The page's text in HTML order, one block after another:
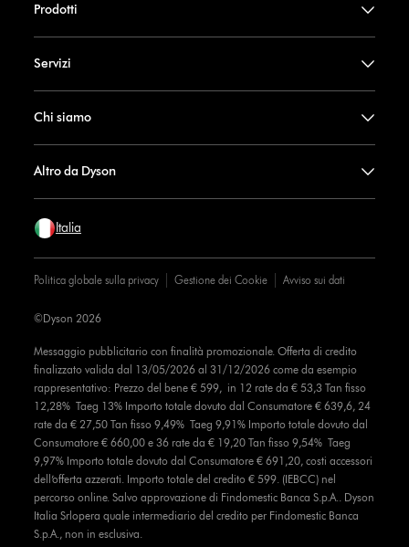
Prodotti
Servizi
Chi siamo
Altro da Dyson
Italia
Politica globale sulla privacy Gestione dei Cookie Avviso sui dati
Messaggio pubblicitario con finalità promozionale. Offerta di credito
finalizzato valida dal 13/05/2026 al 31/12/2026 come da esempio
rappresentativo: Prezzo del bene € 599, in 12 rate da € 53,3 Tan fisso
12,28% Taeg 13% Importo totale dovuto dal Consumatore € 639,6, 24
rate da € 27,50 Tan fisso 9,49% Taeg 9,91% Importo totale dovuto dal
Consumatore € 660,00 e 36 rate da € 19,20 Tan fisso 9,54% Taeg
9,97% Importo totale dovuto dal Consumatore € 691,20, costi accessori
dell’offerta azzerati. Importo totale del credito € 599. (IEBCC) nel
percorso online. Salvo approvazione di Findomestic Banca S.p.A.. Dyson
Italia Srlopera quale intermediario del credito per Findomestic Banca
S.p.A., non in esclusiva.
©Dyson 2026